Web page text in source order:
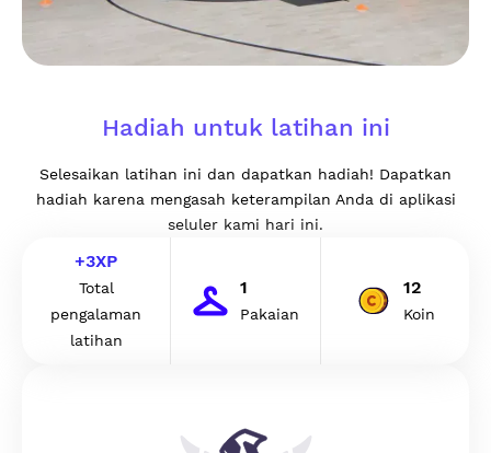
Hadiah untuk latihan ini
Selesaikan latihan ini dan dapatkan hadiah! Dapatkan
hadiah karena mengasah keterampilan Anda di aplikasi
seluler kami hari ini.
+3XP
Total
pengalaman
latihan
1
Pakaian
12
Koin